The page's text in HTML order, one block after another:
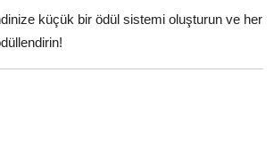
küçük bir ödül sistemi oluşturun ve her